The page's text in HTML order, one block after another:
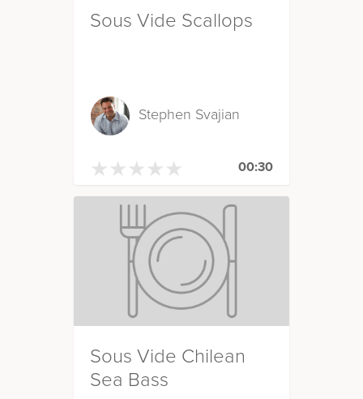
Sous Vide Scallops
Stephen Svajian
★ ★ ★ ★ ★
★ ★ ★ ★ ★ 00:30
Sous Vide Chilean
Sea Bass